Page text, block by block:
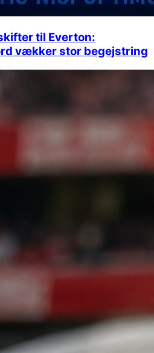
til Everton:
vækker stor begejstring